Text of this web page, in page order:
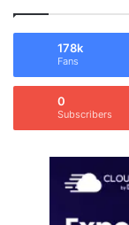
178k
Fans
0
Subscribers